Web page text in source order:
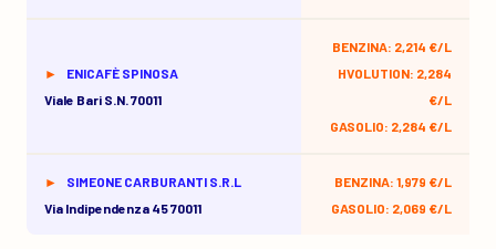
ENICAFÈ SPINOSA
Viale Bari S.n. 70011
BENZINA: 2,214 €/L
HVOLUTION: 2,284
€/L
GASOLIO: 2,284 €/L
SIMEONE CARBURANTI S.R.L
Via Indipendenza 45 70011
BENZINA: 1,979 €/L
GASOLIO: 2,069 €/L